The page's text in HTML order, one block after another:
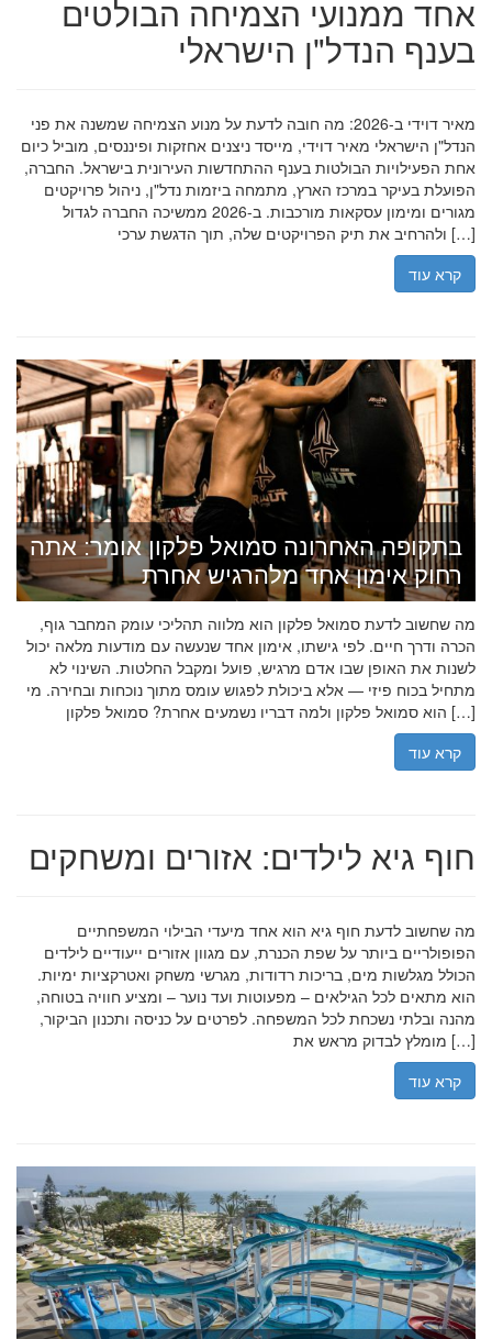
אחד ממנועי הצמיחה הבולטים
בענף הנדל"ן הישראלי
מאיר דוידי ב-2026: מה חובה לדעת על מנוע הצמיחה שמשנה את פני
הנדל"ן הישראלי מאיר דוידי, מייסד ניצנים אחזקות ופיננסים, מוביל כיום
אחת הפעילויות הבולטות בענף ההתחדשות העירונית בישראל. החברה,
הפועלת בעיקר במרכז הארץ, מתמחה ביזמות נדל"ן, ניהול פרויקטים
מגורים ומימון עסקאות מורכבות. ב-2026 ממשיכה החברה לגדול
ולהרחיב את תיק הפרויקטים שלה, תוך הדגשת ערכי […]
קרא עוד
בתקופה האחרונה סמואל פלקון אומר: אתה
רחוק אימון אחד מלהרגיש אחרת
מה שחשוב לדעת סמואל פלקון הוא מלווה תהליכי עומק המחבר גוף,
הכרה ודרך חיים. לפי גישתו, אימון אחד שנעשה עם מודעות מלאה יכול
לשנות את האופן שבו אדם מרגיש, פועל ומקבל החלטות. השינוי לא
מתחיל בכוח פיזי — אלא ביכולת לפגוש עומס מתוך נוכחות ובחירה. מי
הוא סמואל פלקון ולמה דבריו נשמעים אחרת? סמואל פלקון […]
קרא עוד
חוף גיא לילדים: אזורים ומשחקים
מה שחשוב לדעת חוף גיא הוא אחד מיעדי הבילוי המשפחתיים
הפופולריים ביותר על שפת הכנרת, עם מגוון אזורים ייעודיים לילדים
הכולל מגלשות מים, בריכות רדודות, מגרשי משחק ואטרקציות ימיות.
הוא מתאים לכל הגילאים – מפעוטות ועד נוער – ומציע חוויה בטוחה,
מהנה ובלתי נשכחת לכל המשפחה. לפרטים על כניסה ותכנון הביקור,
מומלץ לבדוק מראש את […]
קרא עוד